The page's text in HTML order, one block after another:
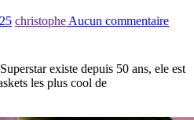
christophe Aucun commentaire
existe depuis 50 ans, ele est
les plus cool de